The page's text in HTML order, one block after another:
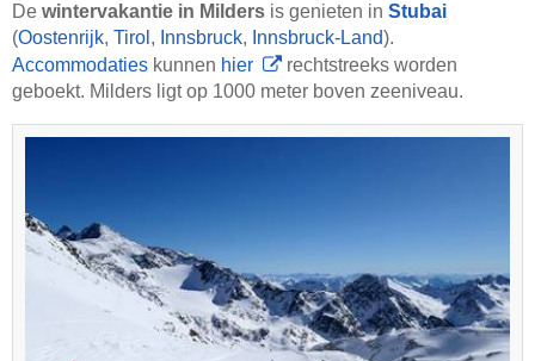
De wintervakantie in Milders is genieten in Stubai
(Oostenrijk, Tirol , Innsbruck, Innsbruck-Land).
Accommodaties kunnen hier
rechtstreeks worden
geboekt. Milders ligt op 1000 meter boven zeeniveau.